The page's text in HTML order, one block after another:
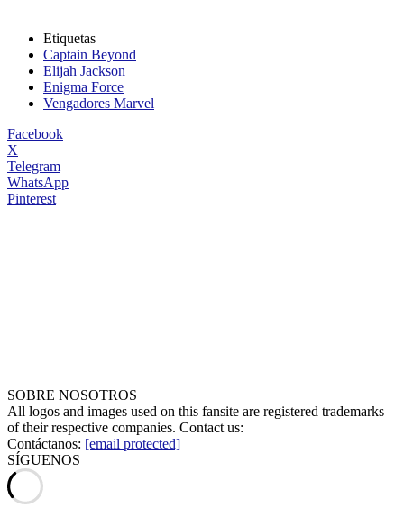
Etiquetas
Captain Beyond
Elijah Jackson
Enigma Force
Vengadores Marvel
Facebook
X
Telegram
WhatsApp
Pinterest
SOBRE NOSOTROS
All logos and images used on this fansite are registered trademarks
of their respective companies. Contact us:
Contáctanos: [email protected]
SÍGUENOS